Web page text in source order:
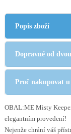
Popis zboží
Dopravné od
Proč nakupovat u
OBAL:ME Misty
elegantním provedení!
Nejenže chrání váš